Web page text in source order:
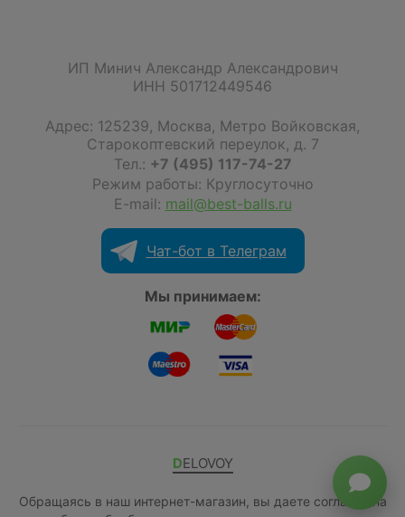
ИП Минич Александр Александрович
ИНН 501712449546
Адрес: 125239, Москва, Метро Войковская,
Старокоптевский переулок, д. 7
Тел.: +7 (495) 117-74-27
Режим работы: Круглосуточно
E-mail: mail@best-balls.ru
Чат-бот в Телеграм
Мы принимаем:
DELOVOY
Обращаясь в наш интернет-магазин, вы даете согласие на